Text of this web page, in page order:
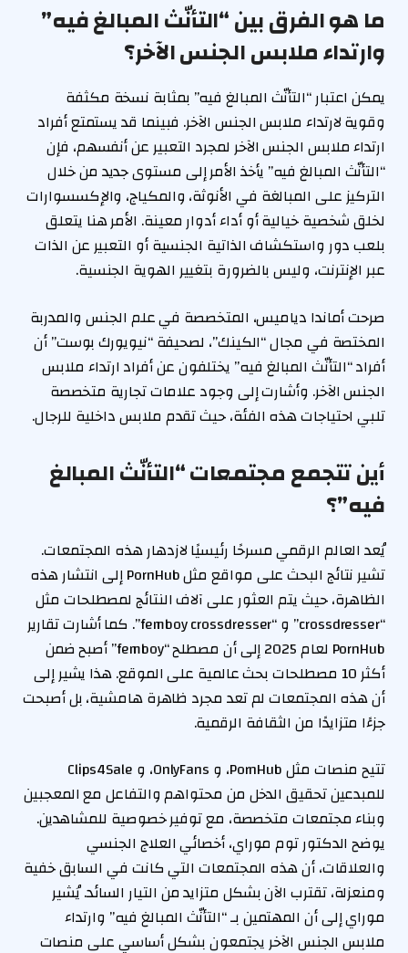
ما هو الفرق بين “التأنّث المبالغ فيه”
وارتداء ملابس الجنس الآخر؟
يمكن اعتبار “التأنّث المبالغ فيه” بمثابة نسخة مكثفة
وقوية لارتداء ملابس الجنس الآخر. فبينما قد يستمتع أفراد
ارتداء ملابس الجنس الآخر لمجرد التعبير عن أنفسهم، فإن
“التأنّث المبالغ فيه” يأخذ الأمر إلى مستوى جديد من خلال
التركيز على المبالغة في الأنوثة، والمكياج، والإكسسوارات
لخلق شخصية خيالية أو أداء أدوار معينة. الأمر هنا يتعلق
بلعب دور واستكشاف الذاتية الجنسية أو التعبير عن الذات
عبر الإنترنت، وليس بالضرورة بتغيير الهوية الجنسية.
صرحت أماندا دياميس، المتخصصة في علم الجنس والمدربة
المختصة في مجال “الكينك”، لصحيفة “نيويورك بوست” أن
أفراد “التأنّث المبالغ فيه” يختلفون عن أفراد ارتداء ملابس
الجنس الآخر. وأشارت إلى وجود علامات تجارية متخصصة
تلبي احتياجات هذه الفئة، حيث تقدم ملابس داخلية للرجال.
أين تتجمع مجتمعات “التأنّث المبالغ
فيه”؟
يُعد العالم الرقمي مسرحًا رئيسيًا لازدهار هذه المجتمعات.
تشير نتائج البحث على مواقع مثل PornHub إلى انتشار هذه
الظاهرة، حيث يتم العثور على آلاف النتائج لمصطلحات مثل
“crossdresser” و “femboy crossdresser”. كما أشارت تقارير
PornHub لعام 2025 إلى أن مصطلح “femboy” أصبح ضمن
أكثر 10 مصطلحات بحث عالمية على الموقع. هذا يشير إلى
أن هذه المجتمعات لم تعد مجرد ظاهرة هامشية، بل أصبحت
جزءًا متزايدًا من الثقافة الرقمية.
تتيح منصات مثل PornHub، و OnlyFans، و Clips4Sale
للمبدعين تحقيق الدخل من محتواهم والتفاعل مع المعجبين
وبناء مجتمعات متخصصة، مع توفير خصوصية للمشاهدين.
يوضح الدكتور توم موراي، أخصائي العلاج الجنسي
والعلاقات، أن هذه المجتمعات التي كانت في السابق خفية
ومنعزلة، تقترب الآن بشكل متزايد من التيار السائد. يُشير
موراي إلى أن المهتمين بـ “التأنّث المبالغ فيه” وارتداء
ملابس الجنس الآخر يجتمعون بشكل أساسي على منصات